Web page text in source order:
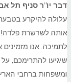
דבר יו"ר סניף תל
עלולה להיקרע
אותה לשרשרת פלדה!.
לתמיכה. אנו
שיגיעו להתרימכם,
ומשפחות ברחבי